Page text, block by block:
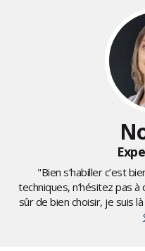
"Bien s’habiller c’est
techniques, n’hésitez pas
sûr de bien choisir, je suis